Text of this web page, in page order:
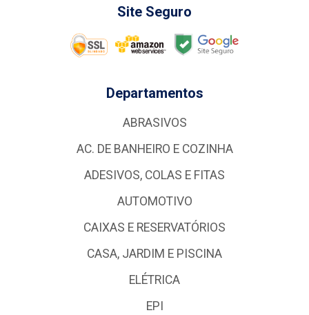
Site Seguro
Departamentos
ABRASIVOS
AC. DE BANHEIRO E COZINHA
ADESIVOS, COLAS E FITAS
AUTOMOTIVO
CAIXAS E RESERVATÓRIOS
CASA, JARDIM E PISCINA
ELÉTRICA
EPI